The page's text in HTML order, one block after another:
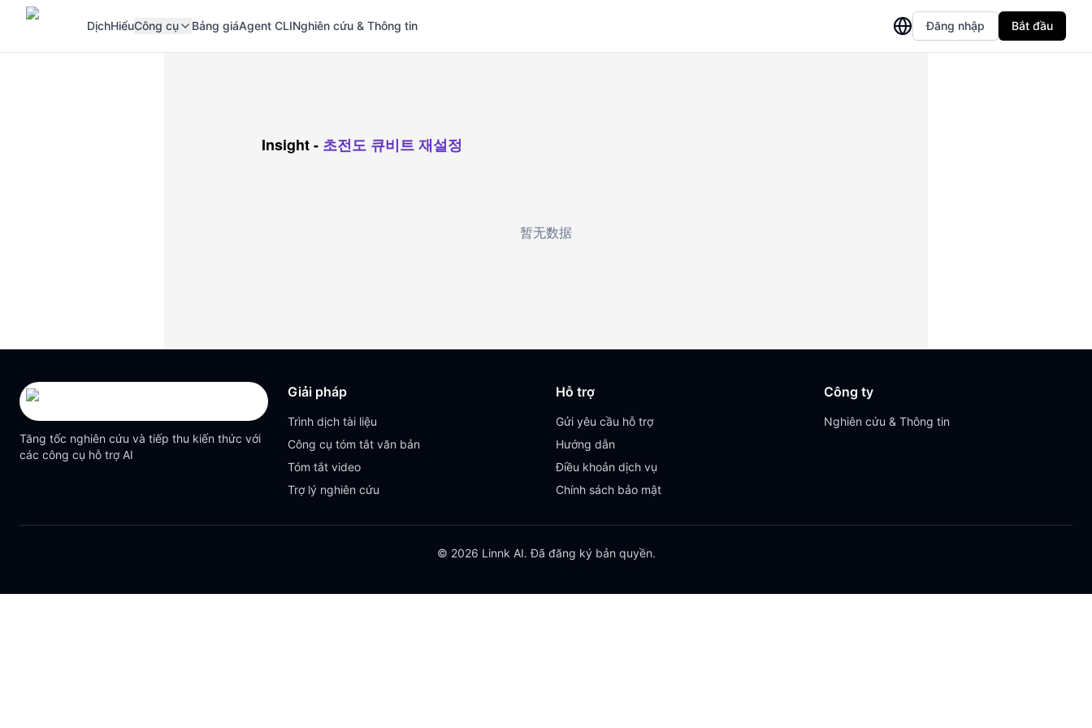
DịchHiểuCông cụ Bảng giáAgent CLINghiên cứu & Thông tin Đăng nhập Bắt đầu
Insight- 초전도 큐비트 재설정
暂无数据
Tăng tốc nghiên cứu và tiếp thu kiến thức với
các công cụ hỗ trợ AI
Giải pháp
Trình dịch tài liệu
Công cụ tóm tắt văn bản
Tóm tắt video
Trợ lý nghiên cứu
Hỗ trợ
Gửi yêu cầu hỗ trợ
Hướng dẫn
Điều khoản dịch vụ
Chính sách bảo mật
Công ty
Nghiên cứu & Thông tin
© 2026 Linnk AI. Đã đăng ký bản quyền.